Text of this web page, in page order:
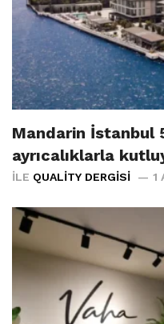
Mandarin İstanbul
ayrıcalıklarla
İLE QUALITY DERGISI 1